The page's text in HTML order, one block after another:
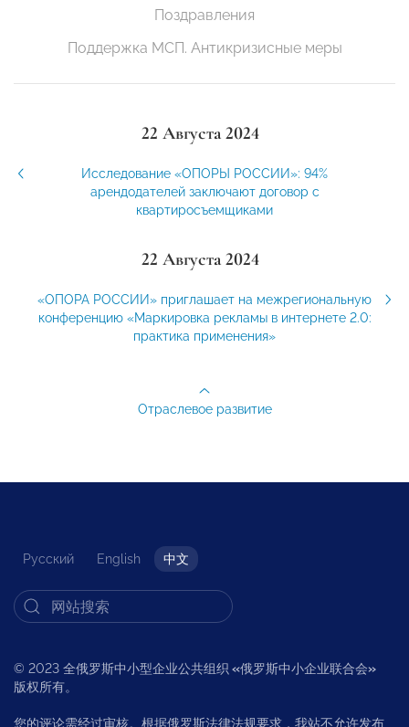
Поздравления
Поддержка МСП. Антикризисные меры
22 Августа 2024
Исследование «ОПОРЫ РОССИИ»: 94%
арендодателей заключают договор с
квартиросъемщиками
22 Августа 2024
«ОПОРА РОССИИ» приглашает на межрегиональную
конференцию «Маркировка рекламы в интернете 2.0:
практика применения»
Отраслевое развитие
Русский English 中文
© 2023 全俄罗斯中小型企业公共组织 «俄罗斯中小企业联合会»
版权所有。
您的评论需经过审核。根据俄罗斯法律法规要求，我站不允许发布